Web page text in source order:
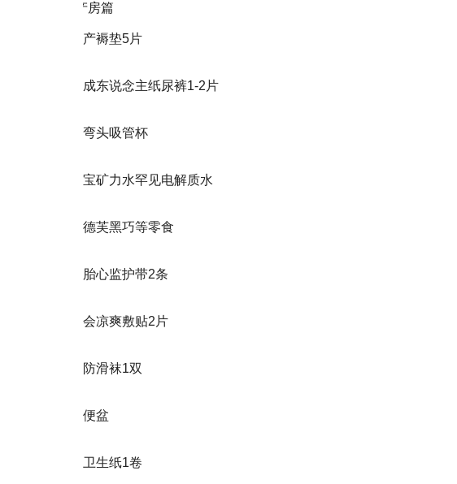
产房篇
产褥垫5片
成东说念主纸尿裤1-2片
弯头吸管杯
宝矿力水罕见电解质水
德芙黑巧等零食
胎心监护带2条
会凉爽敷贴2片
防滑袜1双
便盆
卫生纸1卷